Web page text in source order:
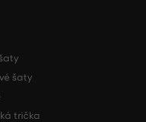
šaty
trička